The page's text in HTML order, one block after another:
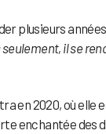
plusieurs
il se
en 2020, où
enchantée des